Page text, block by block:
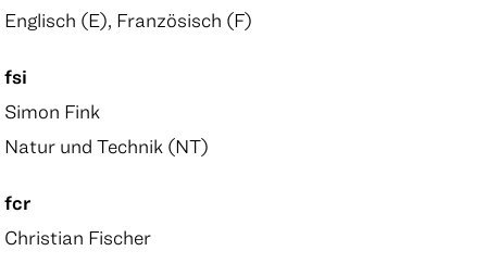
Englisch (E), Französisch (F)
fsi
Simon Fink
Natur und Technik (NT)
fcr
Christian Fischer